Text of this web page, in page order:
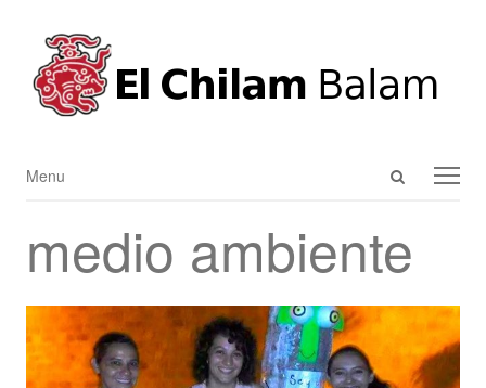
Open
Menu
Menu
medio ambiente